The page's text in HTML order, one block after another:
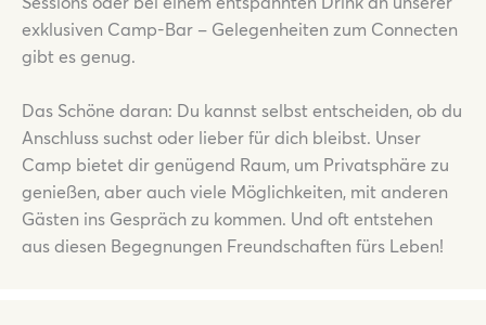
exklusiven Camp-Bar – Gelegenheiten zum Connecten
gibt es genug.
Das Schöne daran: Du kannst selbst entscheiden, ob du
Anschluss suchst oder lieber für dich bleibst. Unser
Camp bietet dir genügend Raum, um Privatsphäre zu
genießen, aber auch viele Möglichkeiten, mit anderen
Gästen ins Gespräch zu kommen. Und oft entstehen
aus diesen Begegnungen Freundschaften fürs Leben!